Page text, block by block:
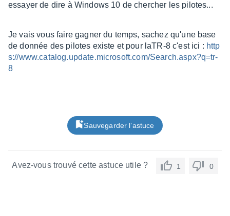
essayer de dire à Windows 10 de chercher les pilotes...
Je vais vous faire gagner du temps, sachez qu'une base
de donnée des pilotes existe et pour laTR-8 c'est ici : http
s://www.catalog.update.microsoft.com/Search.aspx?q=tr-
8
Sauvegarder l’astuce
Avez-vous trouvé cette astuce utile ? 1 0